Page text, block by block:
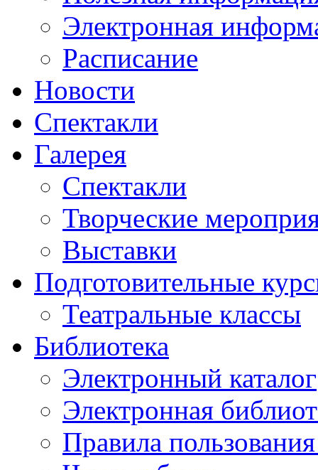
Электронная
Расписание
Новости
Спектакли
Галерея
Спектакли
Творческие
Выставки
Подготовительные
Театральные классы
Библиотека
Электронный каталог
Электронная
Правила